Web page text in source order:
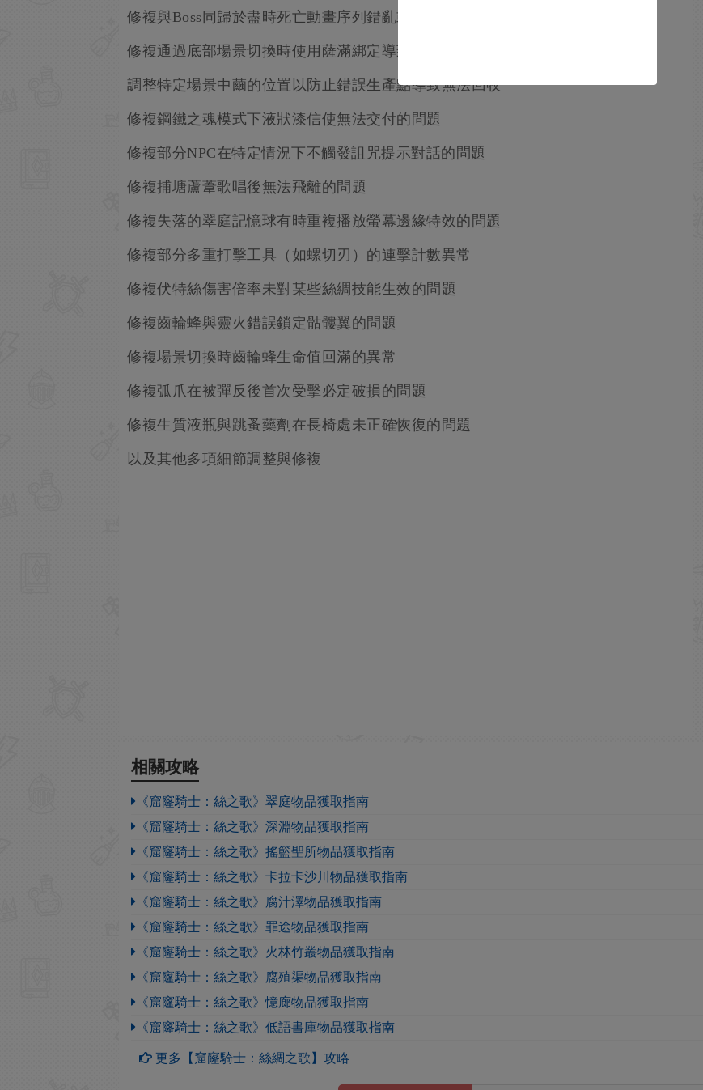
修複與Boss同歸於盡時死亡動畫序列錯亂或不同步的問題
修複通過底部場景切換時使用薩滿綁定導致的軟鎖定
調整特定場景中繭的位置以防止錯誤生產點導致無法回收
修複鋼鐵之魂模式下液狀漆信使無法交付的問題
修複部分NPC在特定情況下不觸發詛咒提示對話的問題
修複捕塘蘆葦歌唱後無法飛離的問題
修複失落的翠庭記憶球有時重複播放螢幕邊緣特效的問題
修複部分多重打擊工具（如螺切刃）的連擊計數異常
修複伏特絲傷害倍率未對某些絲綢技能生效的問題
修複齒輪蜂與靈火錯誤鎖定骷髏翼的問題
修複場景切換時齒輪蜂生命值回滿的異常
修複弧爪在被彈反後首次受擊必定破損的問題
修複生質液瓶與跳蚤藥劑在長椅處未正確恢復的問題
以及其他多項細節調整與修複
相關攻略
《窟窿騎士：絲之歌》翠庭物品獲取指南
《窟窿騎士：絲之歌》深淵物品獲取指南
《窟窿騎士：絲之歌》搖籃聖所物品獲取指南
《窟窿騎士：絲之歌》卡拉卡沙川物品獲取指南
《窟窿騎士：絲之歌》腐汁澤物品獲取指南
《窟窿騎士：絲之歌》罪途物品獲取指南
《窟窿騎士：絲之歌》火林竹叢物品獲取指南
《窟窿騎士：絲之歌》腐殖渠物品獲取指南
《窟窿騎士：絲之歌》憶廊物品獲取指南
《窟窿騎士：絲之歌》低語書庫物品獲取指南
更多【窟窿騎士：絲綢之歌】攻略